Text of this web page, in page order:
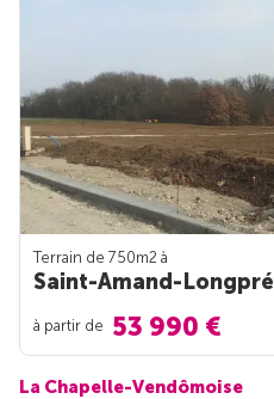
Terrain de 750m2 à
Saint-Amand-Longpré
à partir de 53 990 €
La Chapelle-Vendômoise